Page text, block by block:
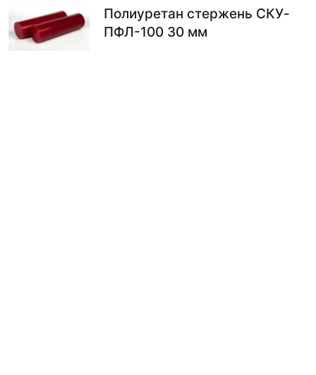
Полиуретан стержень СКУ-
ПФЛ-100 30 мм